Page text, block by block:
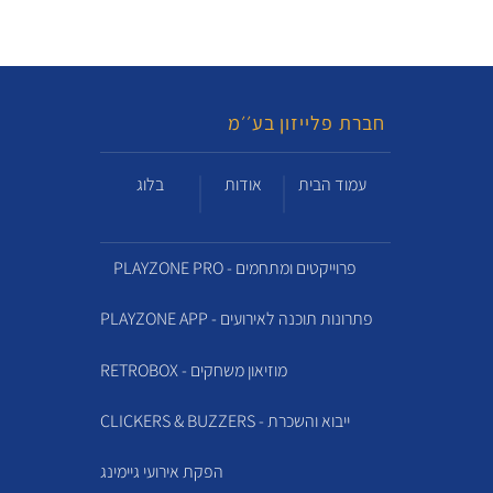
חברת פלייזון בע׳׳מ
עמוד הבית אודות בלוג
PLAYZONE PRO - פרוייקטים ומתחמים
PLAYZONE APP - פתרונות תוכנה לאירועים
RETROBOX - מוזיאון משחקים
CLICKERS & BUZZERS - ייבוא והשכרת
הפקת אירועי גיימינג